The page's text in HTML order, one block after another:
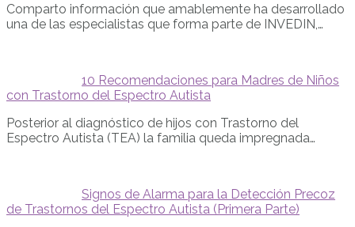
Comparto información que amablemente ha desarrollado
una de las especialistas que forma parte de INVEDIN,…
10 Recomendaciones para Madres de Niños
con Trastorno del Espectro Autista
Posterior al diagnóstico de hijos con Trastorno del
Espectro Autista (TEA) la familia queda impregnada…
Signos de Alarma para la Detección Precoz
de Trastornos del Espectro Autista (Primera Parte)